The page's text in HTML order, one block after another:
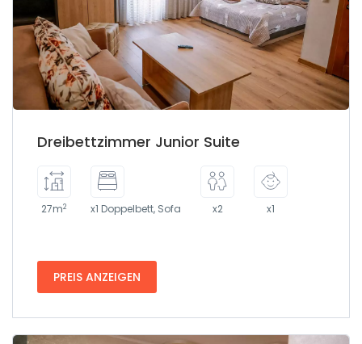
Dreibettzimmer Junior Suite
27m2 x1 Doppelbett, Sofa x2 x1
PREIS ANZEIGEN